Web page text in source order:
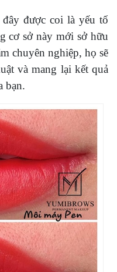
được coi là yếu tố
cơ sở này mới sở hữu
chuyên nghiệp, họ sẽ
và mang lại kết quả
bạn.